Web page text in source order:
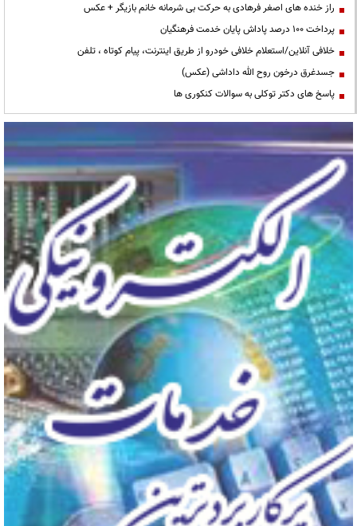
راز خنده های اصغر فرهادی به حرکت بی شرمانه خانم بازیگر + عکس
پرداخت ۱۰۰ درصد پاداش پایان خدمت فرهنگیان
خلافی آنلاین/استعلام خلافی خودرو از طریق اینترنت، پیام کوتاه ، تلفن
جسدغرق درخون روح الله داداشی (عکس)
پاسخ های دکتر توکلی به سوالات کنکوری ها